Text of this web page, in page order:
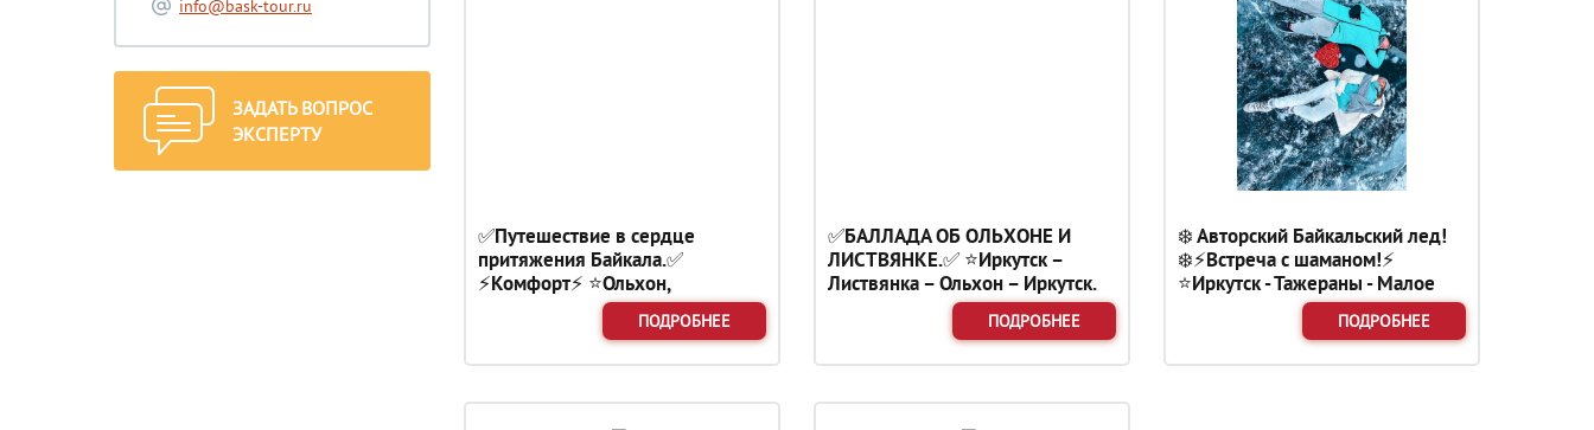
info@bask-tour.ru
ЗАДАТЬ ВОПРОС
ЭКСПЕРТУ
✅Путешествие в сердце
притяжения Байкала.✅
⚡Комфорт⚡ ⭐Ольхон,
Листвянка, Тальцы, Иркутск⭐
ПОДРОБНЕЕ
✅БАЛЛАДА ОБ ОЛЬХОНЕ И
ЛИСТВЯНКЕ.✅ ⭐Иркутск –
Листвянка – Ольхон – Иркутск.
⭐Номера с удобствами.
ПОДРОБНЕЕ
❄️ Авторский Байкальский лед!
❄️⚡Встреча с шаманом!⚡
⭐Иркутск - Тажераны - Малое
море– Ольхон – Хужир – Хобой
ПОДРОБНЕЕ